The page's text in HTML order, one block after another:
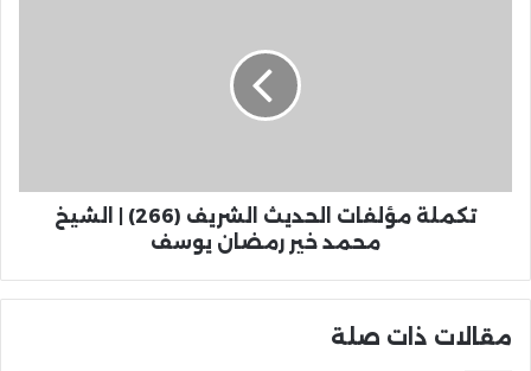
تكملة مؤلفات الحديث الشريف (266) | الشيخ
محمد خير رمضان يوسف
مقالات ذات صلة